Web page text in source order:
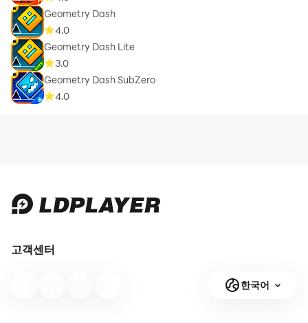
Geometry Dash
4.0
Geometry Dash Lite
3.0
Geometry Dash SubZero
4.0
고객센터
한국어